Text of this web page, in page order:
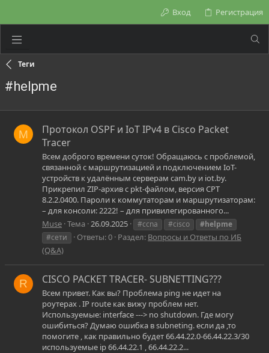
Вход Регистрация
Теги
#helpme
M
Протокол OSPF и IoT IPv4 в Cisco Packet
Tracer
Всем доброго времени суток! Обращаюсь с проблемой,
связанной с маршрутизацией и подключением IoT-
устройств к удалённым серверам cam.by и iot.by.
Прикрепил ZIP-архив с pkt-файлом, версия CPT
8.2.2.0400. Пароли к коммутаторам и маршрутизаторам:
– для консоли: 2222! – для привилегированного...
Muse Тема 26.09.2025 #ccna #cisco
#helpme
#сети
Ответы: 0 Раздел: Вопросы и Ответы по ИБ
(Q&A)
R CISCO PACKET TRACER- SUBNETTING???
Всем привет. Как вы? Проблема ping не идет на
роутерах . IP route как вижу проблем нет.
Используемые: interface ---> no shutdown. Где могу
ошибиться? Думаю ошибка в subneting. если да ,то
помогите , как правильно будет 66.44.22.0-66.44.22.3/30
используемые ip 66.44.22.1 , 66.44.22.2...